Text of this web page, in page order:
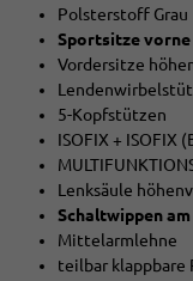
Polsterstoff Grau
Sportsitze vorne
Vordersitze
5-Kopfstützen
ISOFIX + ISOFIX
Lenksäule
Schaltwippen
Mittelarmlehne
teilbar klappbare